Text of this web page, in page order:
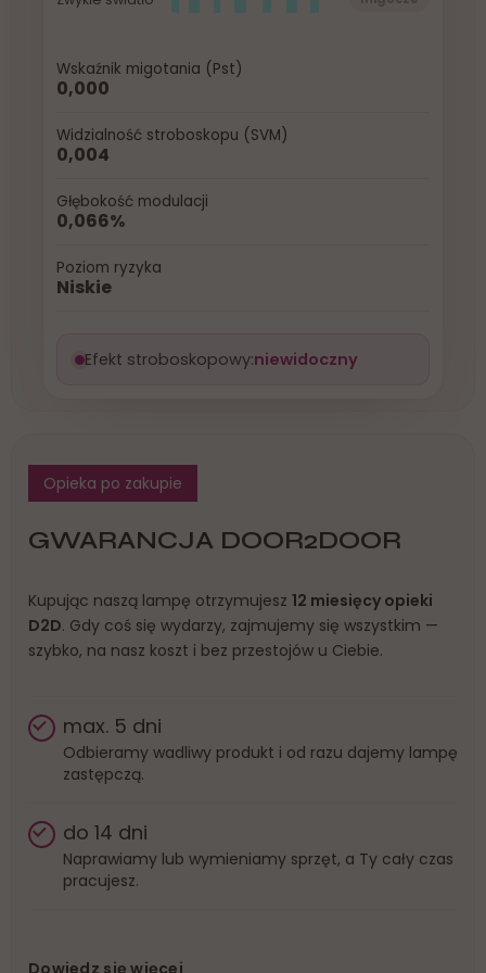
WAGA LAMPY
Wskaźnik migotania (Pst)
0,000
Widzialność stroboskopu (SVM)
0,004
Głębokość modulacji
0,066%
Poziom ryzyka
Niskie
Efekt stroboskopowy:niewidoczny
Opieka po zakupie
GWARANCJA DOOR2DOOR
Kupując naszą lampę otrzymujesz 12 miesięcy opieki
D2D. Gdy coś się wydarzy, zajmujemy się wszystkim —
szybko, na nasz koszt i bez przestojów u Ciebie.
max. 5 dni
Odbieramy wadliwy produkt i od razu dajemy lampę
zastępczą.
do 14 dni
Naprawiamy lub wymieniamy sprzęt, a Ty cały czas
pracujesz.
Dowiedz się więcej